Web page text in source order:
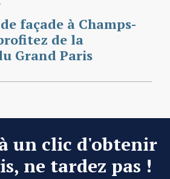
façade à Champs-
de la
Grand Paris
un clic d'obtenir
ne tardez pas !